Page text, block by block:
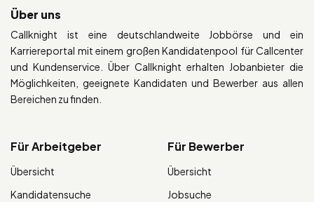
Über uns
Callknight ist eine deutschlandweite Jobbörse und ein
Karriereportal mit einem großen Kandidatenpool für Callcenter
und Kundenservice. Über Callknight erhalten Jobanbieter die
Möglichkeiten, geeignete Kandidaten und Bewerber aus allen
Bereichen zu finden.
Für Arbeitgeber
Übersicht
Kandidatensuche
Für Bewerber
Übersicht
Jobsuche